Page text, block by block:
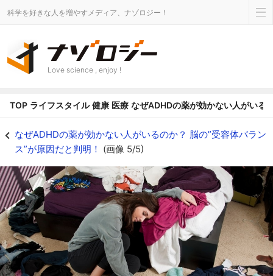
科学を好きな人を増やすメディア、ナゾロジー！
Love science , enjoy !
TOP ライフスタイル 健康 医療 なぜADHDの薬が効かない人がいる
なぜADHDの薬が効かない人がいるのか？ 脳の”受容体バラン
ス”が原因だと判明！ (画像 5/5)